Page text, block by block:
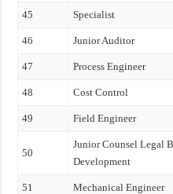
45 Specialist
46 Junior Auditor
47 Process Engineer
48 Cost Control
49 Field Engineer
50
Junior Counsel Legal
Development
51 Mechanical Engineer